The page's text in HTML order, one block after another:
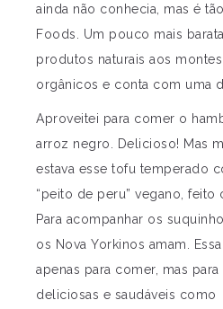
ainda não conhecia, mas é
Foods. Um pouco mais
produtos naturais aos
orgânicos e conta com uma
Aproveitei para comer o
arroz negro. Delicioso! Mas
estava esse tofu temperado
“peito de peru” vegano, feito
Para acompanhar os
os Nova Yorkinos amam.
apenas para comer, mas
deliciosas e saudáveis como